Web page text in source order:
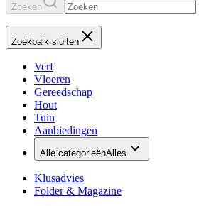
Zoeken
Zoekbalk sluiten
Verf
Vloeren
Gereedschap
Hout
Tuin
Aanbiedingen
Alle categorieënAlles
Klusadvies
Folder & Magazine